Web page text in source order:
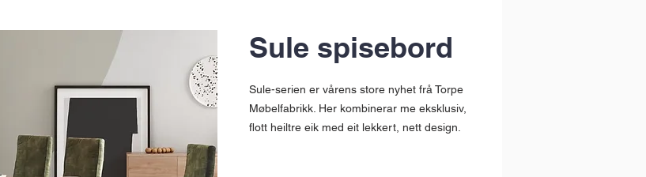
Sule spisebord
Sule-serien er vårens store nyhet frå Torpe
Møbelfabrikk. Her kombinerar me eksklusiv,
flott heiltre eik med eit lekkert, nett design.